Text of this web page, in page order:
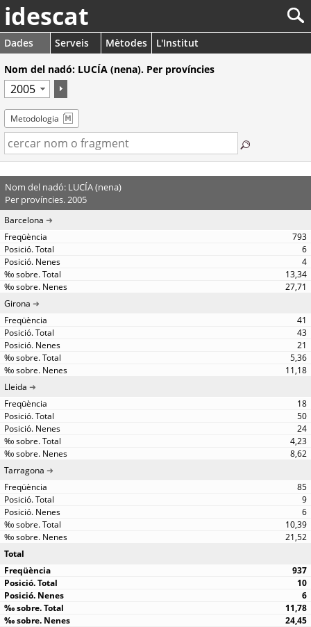
idescat
Dades Serveis Mètodes
L'Institut
Nom del nadó: LUCÍA (nena). Per províncies
Metodologia
Nom del nadó: LUCÍA (nena)
Per províncies. 2005
Barcelona
793
6
4
13,34
27,71
Girona
41
43
21
5,36
11,18
Lleida
18
50
24
4,23
8,62
Tarragona
85
9
6
10,39
21,52
Total
937
10
6
11,78
24,45